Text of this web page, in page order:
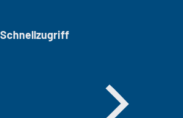
Schnellzugriff